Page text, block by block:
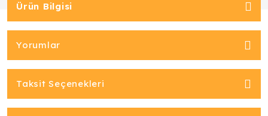
Ürün Bilgisi
Yorumlar
Taksit Seçenekleri